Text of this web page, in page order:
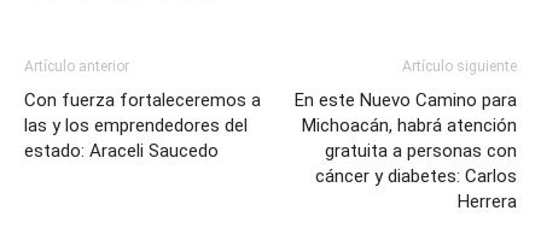
Artículo anterior
Con fuerza fortaleceremos a
las y los emprendedores del
estado: Araceli Saucedo
Artículo siguiente
En este Nuevo Camino para
Michoacán, habrá atención
gratuita a personas con
cáncer y diabetes: Carlos
Herrera